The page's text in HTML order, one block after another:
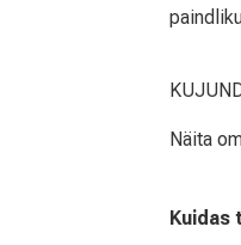
Näita
Kuidas